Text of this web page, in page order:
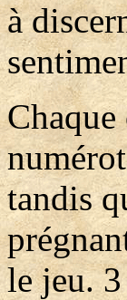
à
tandis
le jeu.